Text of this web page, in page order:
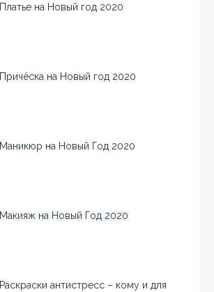
Платье на Новый год 2020
Причёска на Новый год 2020
Маникюр на Новый Год 2020
Макияж на Новый Год 2020
Раскраски антистресс – кому и для